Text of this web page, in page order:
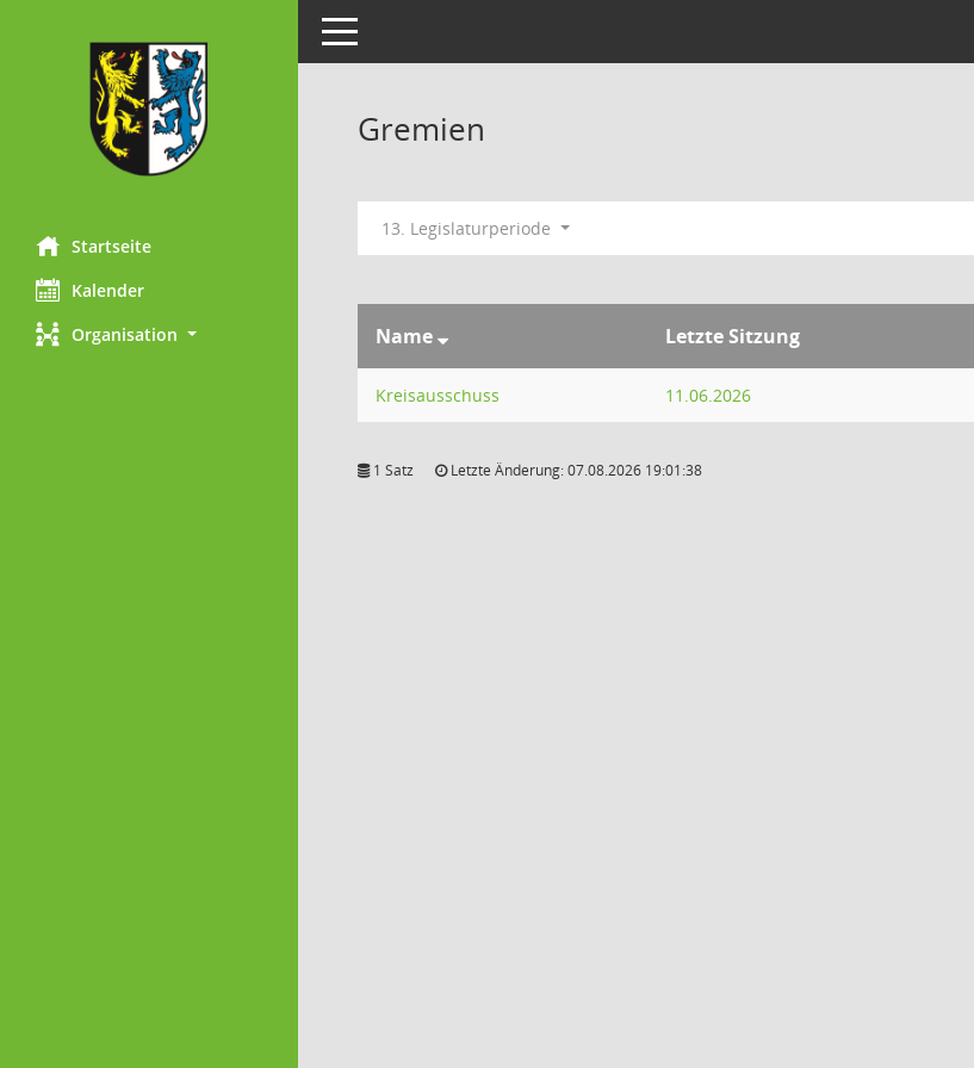
Startseite
Kalender
Organisation
Toggle navigation
Gremien
13. Legislaturperiode
Name Letzte Sitzung
Kreisausschuss 11.06.2026
1 Satz Letzte Änderung: 07.08.2026 19:01:38